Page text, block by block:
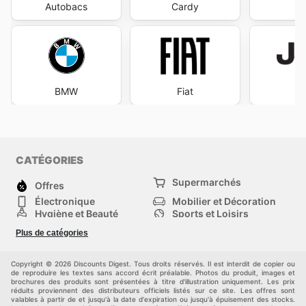
location implique une évolution rapide des tarifs et des
promotions, rendant la consultation des
Europcar flyers
pour optimiser ses dépenses. Cette démarche proactive
permet non seulement de réaliser des économies
considérables, mais aussi de bénéficier de la flexibilité
et de la diversité de la flotte Europcar à des conditions
toujours plus attractives. Rester à l'affût des
Europcar
Autobacs
BMW
Cardy
Fiat
CATÉGORIES
Offres
Supermarchés
Électronique
Mobilier et Décoration
Hygiène et Beauté
Sports et Loisirs
Mode
Animalerie
Plus de catégories
Copyright © 2026 Discounts Digest. Tous droits réservés. Il est interdit de copier ou
de reproduire les textes sans accord écrit préalable. Photos du produit, images et
brochures des produits sont présentées à titre d'illustration uniquement. Les prix
réduits proviennent des distributeurs officiels listés sur ce site. Les offres sont
valables à partir de et jusqu'à la date d'expiration ou jusqu'à épuisement des stocks.